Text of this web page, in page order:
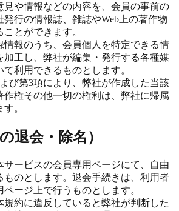
見や情報などの内容を、会員の事前の
発行の情報誌、雑誌やWeb上の著作物
とができます。
情報のうち、会員個人を特定できる情
加工し、弊社が編集・発行する各種媒
利用できるものとします。
び第3項により、弊社が作成した当該
作権その他一切の権利は、弊社に帰属
。
退会・除名）
サービスの会員専用ページにて、自由
ものとします。退会手続きは、利用者
ページ上で行うものとします。
規約に違反していると弊社が判断した